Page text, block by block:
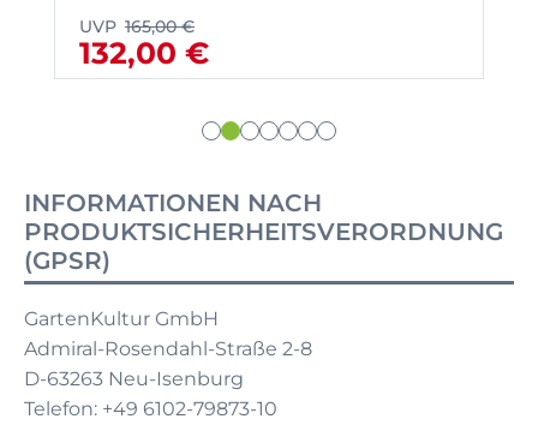
UVP 165,00 €
132,00 €
INFORMATIONEN NACH
PRODUKTSICHERHEITSVERORDNUNG
(GPSR)
GartenKultur GmbH
Admiral-Rosendahl-Straße 2-8
D-63263 Neu-Isenburg
Telefon: +49 6102-79873-10